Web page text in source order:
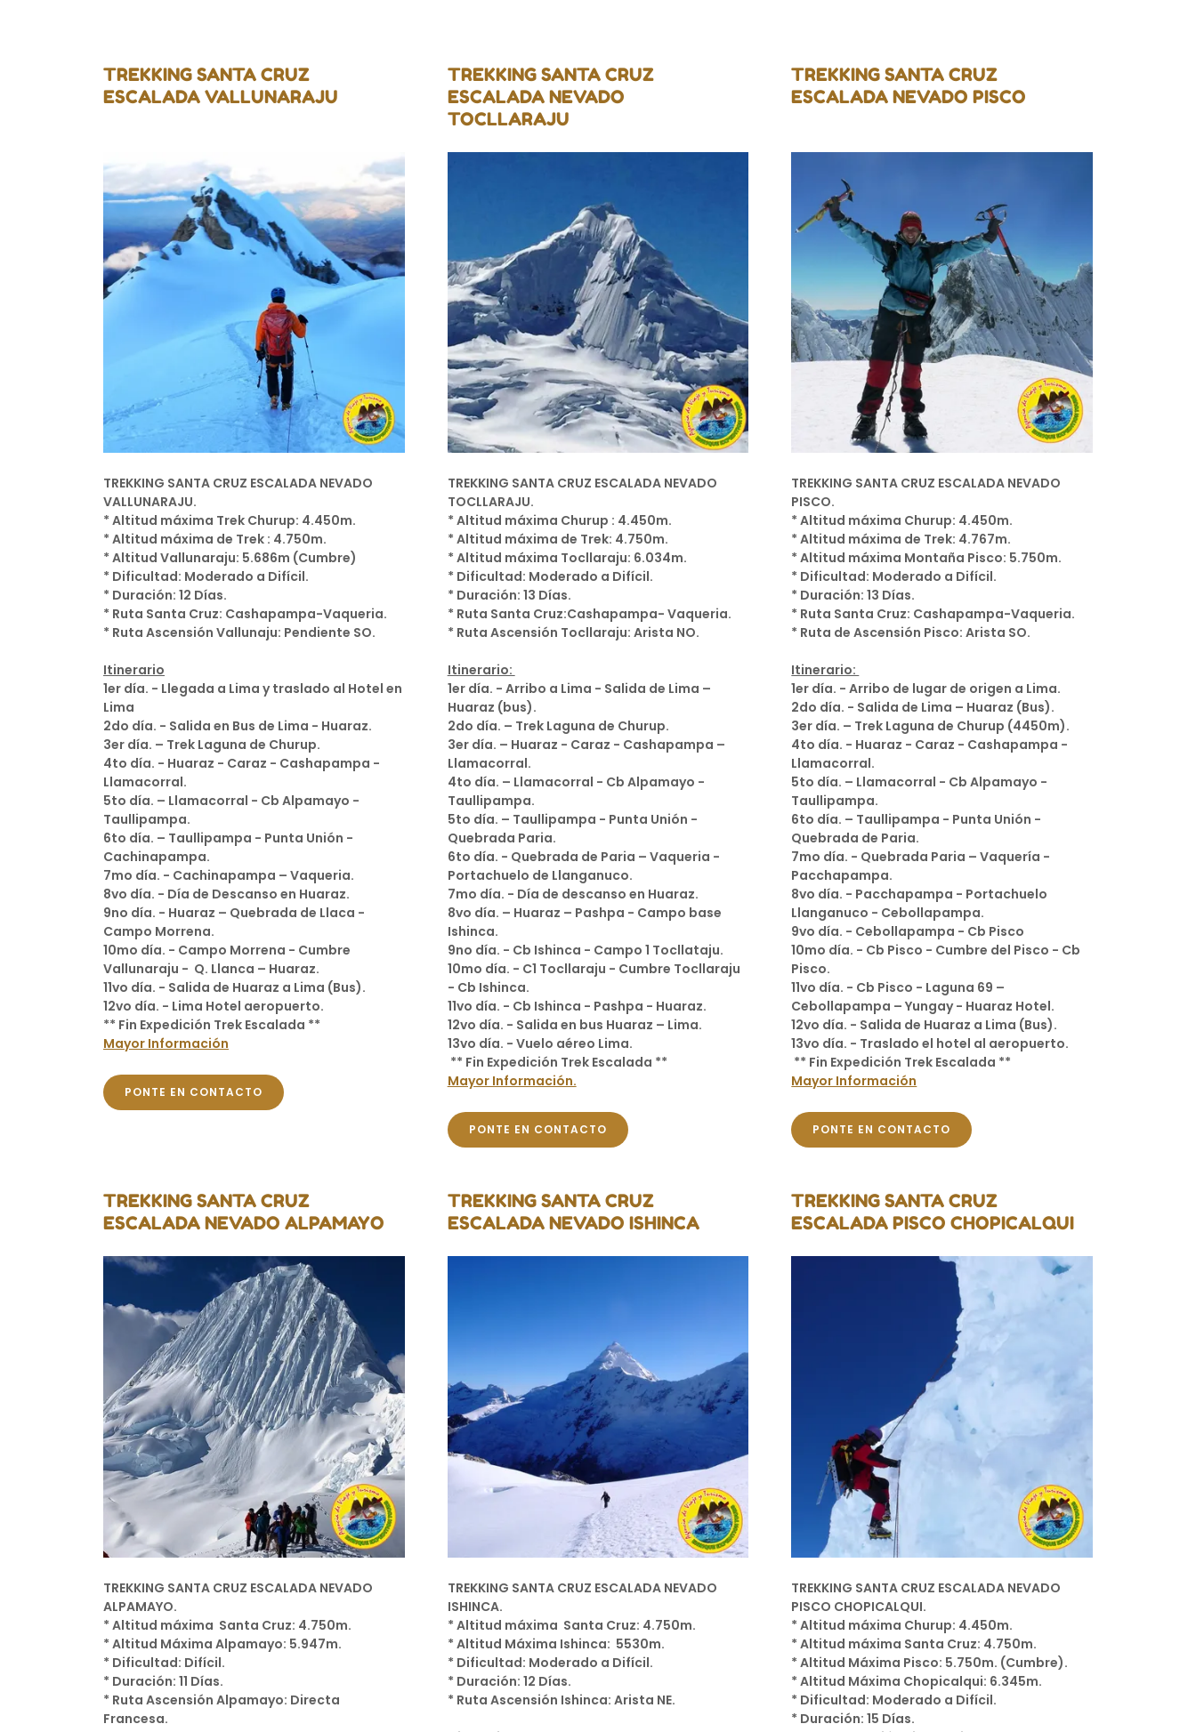
TREKKING SANTA CRUZ
ESCALADA VALLUNARAJU
TREKKING SANTA CRUZ ESCALADA NEVADO
VALLUNARAJU.
* Altitud máxima Trek Churup: 4.450m.
* Altitud máxima de Trek : 4.750m.
* Altitud Vallunaraju: 5.686m (Cumbre)
* Dificultad: Moderado a Difícil.
* Duración: 12 Días.
* Ruta Santa Cruz: Cashapampa-Vaqueria.
* Ruta Ascensión Vallunaju: Pendiente SO.
Itinerario
1er día. - Llegada a Lima y traslado al Hotel en
Lima
2do día. - Salida en Bus de Lima - Huaraz.
3er día. – Trek Laguna de Churup.
4to día. - Huaraz - Caraz - Cashapampa -
Llamacorral.
5to día. – Llamacorral - Cb Alpamayo -
Taullipampa.
6to día. – Taullipampa - Punta Unión -
Cachinapampa.
7mo día. - Cachinapampa – Vaqueria.
8vo día. - Día de Descanso en Huaraz.
9no día. - Huaraz – Quebrada de Llaca -
Campo Morrena.
10mo día. - Campo Morrena - Cumbre
Vallunaraju - Q. Llanca – Huaraz.
11vo día. - Salida de Huaraz a Lima (Bus).
12vo día. - Lima Hotel aeropuerto.
** Fin Expedición Trek Escalada **
Mayor Información
PONTE EN CONTACTO
TREKKING SANTA CRUZ
ESCALADA NEVADO
TOCLLARAJU
TREKKING SANTA CRUZ ESCALADA NEVADO
TOCLLARAJU.
* Altitud máxima Churup : 4.450m.
* Altitud máxima de Trek: 4.750m.
* Altitud máxima Tocllaraju: 6.034m.
* Dificultad: Moderado a Difícil.
* Duración: 13 Días.
* Ruta Santa Cruz:Cashapampa- Vaqueria.
* Ruta Ascensión Tocllaraju: Arista NO.
Itinerario:
1er día. - Arribo a Lima - Salida de Lima –
Huaraz (bus).
2do día. – Trek Laguna de Churup.
3er día. – Huaraz - Caraz - Cashapampa –
Llamacorral.
4to día. – Llamacorral - Cb Alpamayo -
Taullipampa.
5to día. – Taullipampa - Punta Unión -
Quebrada Paria.
6to día. - Quebrada de Paria – Vaqueria -
Portachuelo de Llanganuco.
7mo día. - Día de descanso en Huaraz.
8vo día. – Huaraz – Pashpa - Campo base
Ishinca.
9no día. - Cb Ishinca - Campo 1 Tocllataju.
10mo día. - C1 Tocllaraju - Cumbre Tocllaraju
- Cb Ishinca.
11vo día. - Cb Ishinca - Pashpa - Huaraz.
12vo día. - Salida en bus Huaraz – Lima.
13vo día. - Vuelo aéreo Lima.
** Fin Expedición Trek Escalada **
Mayor Información.
PONTE EN CONTACTO
TREKKING SANTA CRUZ
ESCALADA NEVADO PISCO
TREKKING SANTA CRUZ ESCALADA NEVADO
PISCO.
* Altitud máxima Churup: 4.450m.
* Altitud máxima de Trek: 4.767m.
* Altitud máxima Montaña Pisco: 5.750m.
* Dificultad: Moderado a Difícil.
* Duración: 13 Días.
* Ruta Santa Cruz: Cashapampa-Vaqueria.
* Ruta de Ascensión Pisco: Arista SO.
Itinerario:
1er día. - Arribo de lugar de origen a Lima.
2do día. - Salida de Lima – Huaraz (Bus).
3er día. – Trek Laguna de Churup (4450m).
4to día. - Huaraz - Caraz - Cashapampa -
Llamacorral.
5to día. – Llamacorral - Cb Alpamayo -
Taullipampa.
6to día. – Taullipampa - Punta Unión -
Quebrada de Paria.
7mo día. - Quebrada Paria – Vaquería -
Pacchapampa.
8vo día. - Pacchapampa - Portachuelo
Llanganuco - Cebollapampa.
9vo día. - Cebollapampa - Cb Pisco
10mo día. - Cb Pisco - Cumbre del Pisco - Cb
Pisco.
11vo día. - Cb Pisco - Laguna 69 –
Cebollapampa – Yungay - Huaraz Hotel.
12vo día. - Salida de Huaraz a Lima (Bus).
13vo día. - Traslado el hotel al aeropuerto.
** Fin Expedición Trek Escalada **
Mayor Información
PONTE EN CONTACTO
TREKKING SANTA CRUZ
ESCALADA NEVADO ALPAMAYO
TREKKING SANTA CRUZ ESCALADA NEVADO
ALPAMAYO.
* Altitud máxima Santa Cruz: 4.750m.
* Altitud Máxima Alpamayo: 5.947m.
* Dificultad: Difícil.
* Duración: 11 Días.
* Ruta Ascensión Alpamayo: Directa
Francesa.
TREKKING SANTA CRUZ
ESCALADA NEVADO ISHINCA
TREKKING SANTA CRUZ ESCALADA NEVADO
ISHINCA.
* Altitud máxima Santa Cruz: 4.750m.
* Altitud Máxima Ishinca: 5530m.
* Dificultad: Moderado a Difícil.
* Duración: 12 Días.
* Ruta Ascensión Ishinca: Arista NE.
TREKKING SANTA CRUZ
ESCALADA PISCO CHOPICALQUI
TREKKING SANTA CRUZ ESCALADA NEVADO
PISCO CHOPICALQUI.
* Altitud máxima Churup: 4.450m.
* Altitud máxima Santa Cruz: 4.750m.
* Altitud Máxima Pisco: 5.750m. (Cumbre).
* Altitud Máxima Chopicalqui: 6.345m.
* Dificultad: Moderado a Difícil.
* Duración: 15 Días.